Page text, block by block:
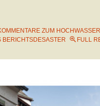
ZUM
BERICHTSDESASTER
FULL